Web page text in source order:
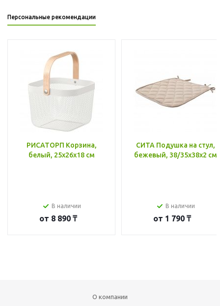
Персональные рекомендации
РИСАТОРП Корзина,
белый, 25x26x18 см
В наличии
от 8 890 ₸
СИТА Подушка на стул,
бежевый, 38/35x38x2 см
В наличии
от 1 790 ₸
О компании